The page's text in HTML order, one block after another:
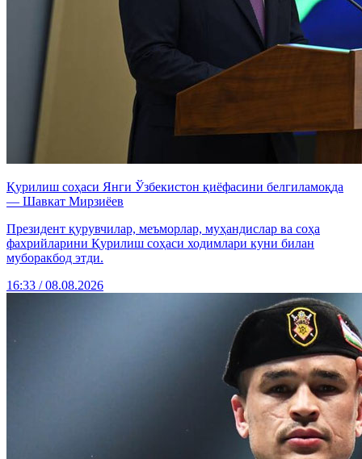
Қурилиш соҳаси Янги Ўзбекистон қиёфасини белгиламоқда
— Шавкат Мирзиёев
Президент қурувчилар, меъморлар, муҳандислар ва соҳа
фахрийларини Қурилиш соҳаси ходимлари куни билан
муборакбод этди.
16:33 / 08.08.2026